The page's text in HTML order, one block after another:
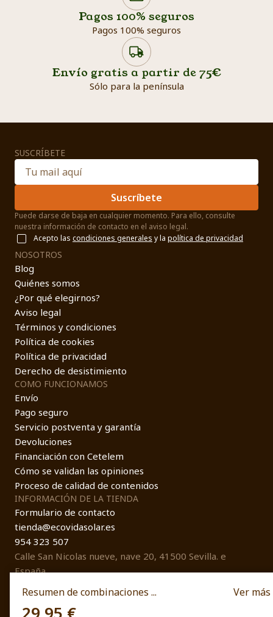
Resumen de combinaciones ... Ver más
Pagos 100% seguros
Pagos 100% seguros
Envío gratis a partir de 75€
Sólo para la península
SUSCRÍBETE
Suscríbete
Puede darse de baja en cualquier momento. Para ello, consulte
nuestra información de contacto en el aviso legal.
Acepto las condiciones generales y la política de privacidad
NOSOTROS
Blog
Quiénes somos
¿Por qué elegirnos?
Aviso legal
Términos y condiciones
Política de cookies
Política de privacidad
Derecho de desistimiento
COMO FUNCIONAMOS
Envío
Pago seguro
Servicio postventa y garantía
Devoluciones
Financiación con Cetelem
Cómo se validan las opiniones
Proceso de calidad de contenidos
INFORMACIÓN DE LA TIENDA
Formulario de contacto
tienda@ecovidasolar.es
954 323 507
Calle San Nicolas nueve, nave 20, 41500 Sevilla. e
España